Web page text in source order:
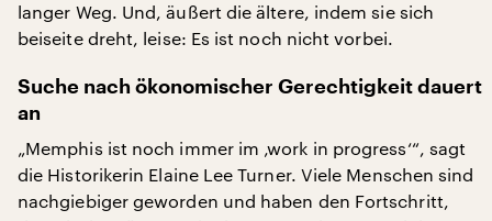
langer Weg. Und, äußert die ältere, indem sie sich
beiseite dreht, leise: Es ist noch nicht vorbei.
Suche nach ökonomischer Gerechtigkeit dauert
an
„Memphis ist noch immer im ‚work in progress‘“, sagt
die Historikerin Elaine Lee Turner. Viele Menschen sind
nachgiebiger geworden und haben den Fortschritt,